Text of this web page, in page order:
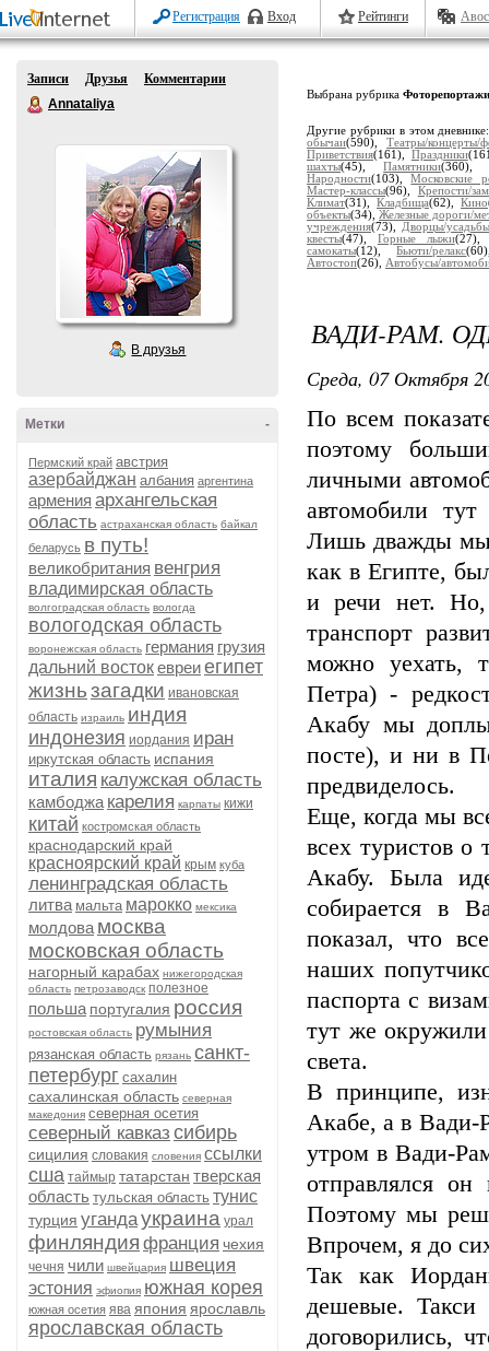
Регистрация Вход Рейтинги
Записи Друзья
Комментарии
Annataliya
В друзья
-
Метки
Пермский край австрия
азербайджан албания аргентина
армения архангельская
область астраханская область байкал
беларусь в путь!
великобритания венгрия
владимирская область
волгоградская область вологда
вологодская область
воронежская область германия грузия
дальний востокевреиегипет
жизньзагадки ивановская
область израиль индия
индонезия иордания иран
иркутская область испания
италия калужская область
камбоджа карелия карпаты кижи
китай костромская область
краснодарский край
красноярский край крым куба
ленинградская область
литва мальта марокко мексика
молдова москва
московская область
нагорный карабах нижегородская
область петрозаводск полезное
польша португалия россия
ростовская область румыния
рязанская область рязань санкт-
петербург сахалин
сахалинская область северная
македония северная осетия
северный кавказ сибирь
сицилия словакия словения ссылки
сша таймыр татарстан тверская
область тульская область тунис
турция угандаукраина урал
финляндия франция чехия
чечня чили швейцария швеция
эстония эфиопия южная корея
южная осетия ява япония ярославль
ярославская область
Выбрана рубрика Фоторепортажи
Другие рубрики в этом
обычаи(590),Театры/концерты/
Приветствия(161), Праздники
шахты(45),Памятники
Народности(103),Московские
Мастер-классы(96), Крепости/
Климат(31), Кладбища(62), Кино
объекты(34), Железные дороги/
учреждения(73), Дворцы/усадьбы
квесты(47), Горные лыжи
самокаты(12),Бьюти/релакс
Автостоп(26), Автобусы/
ВАДИ-РАМ.
Среда, 07 Октября
По всем
поэтому
личными
автомобили
Лишь дважды мы
как в Египте,
и речи нет. Но,
транспорт
можно уехать,
Петра) -
Акабу мы
посте), и ни в
предвиделось.
Еще, когда мы
всех туристов о
Акабу. Была
собирается в
показал, что
наших
паспорта с
тут же
света.
В принципе,
Акабе, а в Вади-
утром в Вади-
отправлялся
Поэтому мы
Впрочем, я до
Так как
дешевые. Такси
договорились,